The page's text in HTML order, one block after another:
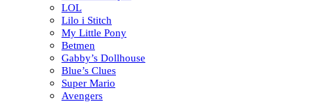
LOL
Lilo i Stitch
My Little Pony
Betmen
Gabby’s Dollhouse
Blue’s Clues
Super Mario
Avengers